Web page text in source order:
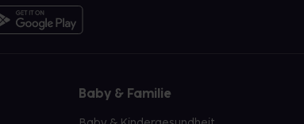
Baby & Familie